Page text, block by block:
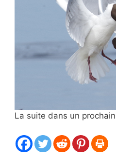
La suite dans un